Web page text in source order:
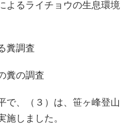
よるライチョウの生息環境
糞調査
糞の調査
で、（３）は、笹ヶ峰登山
施しました。